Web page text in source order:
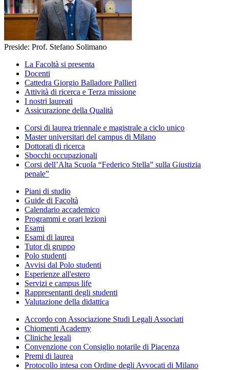
Preside: Prof. Stefano Solimano
La Facoltà si presenta
Docenti
Cattedra Giorgio Balladore Pallieri
Attività di ricerca e Terza missione
I nostri laureati
Assicurazione della Qualità
Corsi di laurea triennale e magistrale a ciclo unico
Master universitari del campus di Milano
Dottorati di ricerca
Sbocchi occupazionali
Corsi dell’Alta Scuola “Federico Stella” sulla Giustizia
penale”
Piani di studio
Guide di Facoltà
Calendario accademico
Programmi e orari lezioni
Esami
Esami di laurea
Tutor di gruppo
Polo studenti
Avvisi dal Polo studenti
Esperienze all'estero
Servizi e campus life
Rappresentanti degli studenti
Valutazione della didattica
Accordo con Associazione Studi Legali Associati
Chiomenti Academy
Cliniche legali
Convenzione con Consiglio notarile di Piacenza
Premi di laurea
Protocollo intesa con Ordine degli Avvocati di Milano